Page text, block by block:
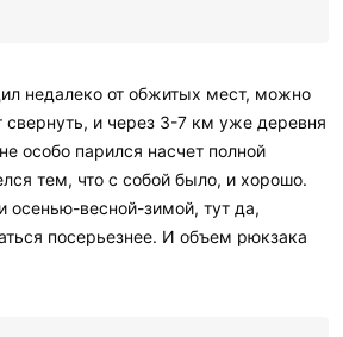
недалеко от обжитых мест, можно
и через 3-7 км уже деревня
особо парился насчет полной
тем, что с собой было, и хорошо.
осенью-весной-зимой, тут да,
посерьезнее. И объем рюкзака